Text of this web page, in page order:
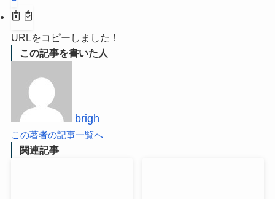
URLをコピーしました！
この記事を書いた人
brigh
この著者の記事一覧へ
関連記事